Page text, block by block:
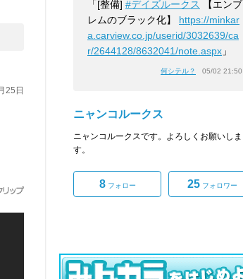
25日
「[整備] #デイズルークス
【エンブ
レムのブラック化】 https://minkar
a.carview.co.jp/userid/3032639/ca
r/2644128/8632041/note.aspx 」
何シテル？ 05/02 21:50
ニャンコルークス
ニャンコルークスです。よろしくお願いしま
す。
8フォロー 25 フォロワー